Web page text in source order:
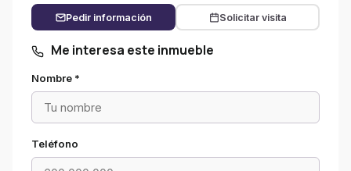
Pedir información Solicitar visita
Me interesa este inmueble
Nombre *
Teléfono